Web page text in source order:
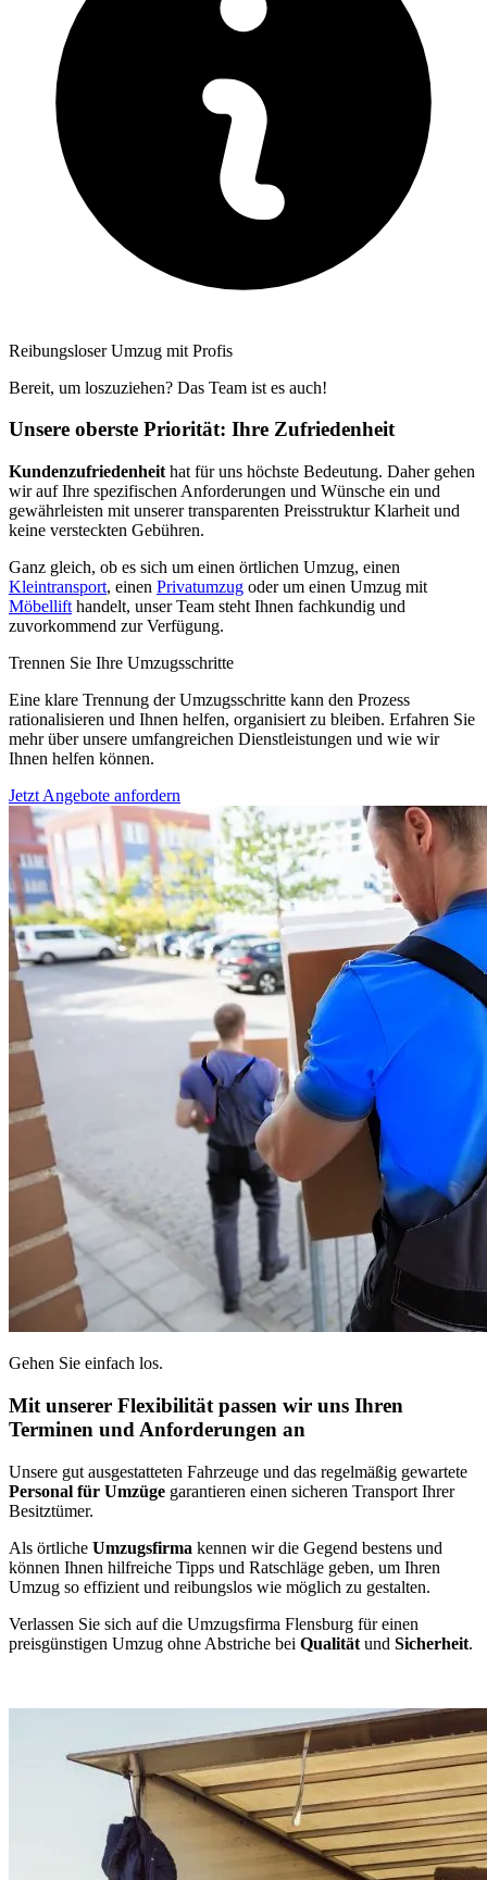
Reibungsloser Umzug mit Profis
Bereit, um loszuziehen? Das Team ist es auch!
Unsere oberste Priorität: Ihre Zufriedenheit
Kundenzufriedenheit hat für uns höchste Bedeutung. Daher gehen
wir auf Ihre spezifischen Anforderungen und Wünsche ein und
gewährleisten mit unserer transparenten Preisstruktur Klarheit und
keine versteckten Gebühren.
Ganz gleich, ob es sich um einen örtlichen Umzug, einen
Kleintransport, einen Privatumzug oder um einen Umzug mit
Möbellift handelt, unser Team steht Ihnen fachkundig und
zuvorkommend zur Verfügung.
Trennen Sie Ihre Umzugsschritte
Eine klare Trennung der Umzugsschritte kann den Prozess
rationalisieren und Ihnen helfen, organisiert zu bleiben. Erfahren Sie
mehr über unsere umfangreichen Dienstleistungen und wie wir
Ihnen helfen können.
Jetzt Angebote anfordern
Gehen Sie einfach los.
Mit unserer Flexibilität passen wir uns Ihren
Terminen und Anforderungen an
Unsere gut ausgestatteten Fahrzeuge und das regelmäßig gewartete
Personal für Umzüge garantieren einen sicheren Transport Ihrer
Besitztümer.
Als örtliche Umzugsfirma kennen wir die Gegend bestens und
können Ihnen hilfreiche Tipps und Ratschläge geben, um Ihren
Umzug so effizient und reibungslos wie möglich zu gestalten.
Verlassen Sie sich auf die Umzugsfirma Flensburg für einen
preisgünstigen Umzug ohne Abstriche bei Qualität und Sicherheit.